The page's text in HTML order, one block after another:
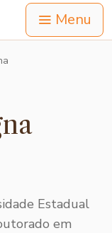
Menu
Estadual
em